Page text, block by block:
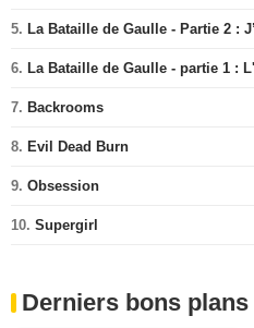
5. La Bataille de Gaulle - Partie 2 :
6. La Bataille de Gaulle - partie 1 :
7. Backrooms
8. Evil Dead Burn
9. Obsession
10. Supergirl
Derniers bons plans